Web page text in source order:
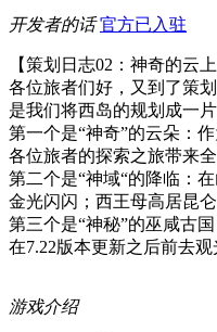
开发者的话 官方已入驻
【策划日志02：神奇的云
各位旅者们好，又到了策
是我们将西岛的规划成一
第一个是“神奇”的云朵：
各位旅者的探索之旅带来
第二个是“神域“的降临：
金光闪闪；西王母高居昆
第三个是“神秘”的巫咸古
在7.22版本更新之后前去观
游戏介绍